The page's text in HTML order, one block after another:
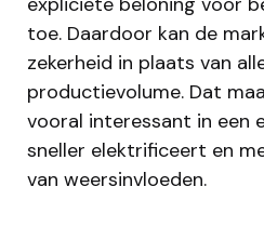
toe. Daardoor kan de
zekerheid in plaats van
productievolume. Dat
vooral interessant in een
sneller elektrificeert en
van weersinvloeden.